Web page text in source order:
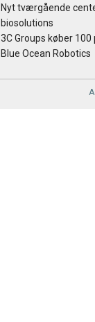
Nyt tværgående
biosolutions
3C Groups køber 100
Blue Ocean Robotics